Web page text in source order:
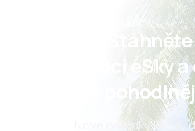
Psst!
aplikaci eSky
ještě
Nové nabídky každý